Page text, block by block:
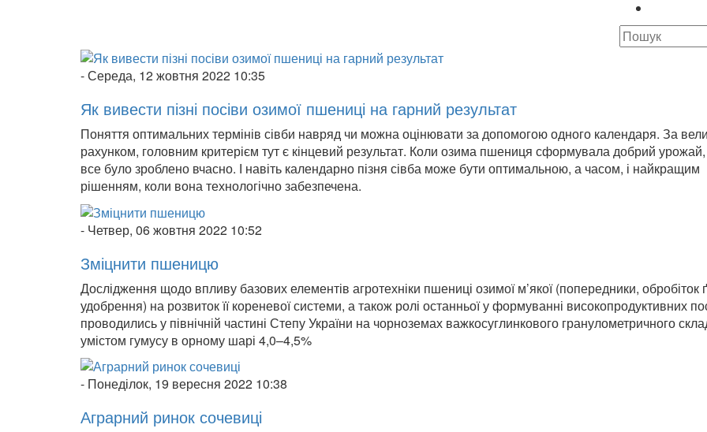
-Середа, 12 жовтня 2022 10:35
Як вивести пізні посіви озимої пшениці на гарний результат
Поняття оптимальних термінів сівби навряд чи можна оцінювати за допомогою одного календаря. За
рахунком, головним критерієм тут є кінцевий результат. Коли озима пшениця сформувала добрий
все було зроблено вчасно. І навіть календарно пізня сівба може бути оптимальною, а часом, і найкращим
рішенням, коли вона технологічно забезпечена.
- Четвер, 06 жовтня 2022 10:52
Зміцнити пшеницю
Дослідження щодо впливу базових елементів агротехніки пшениці озимої м’якої (попередники, обробіток
удобрення) на розвиток її кореневої системи, а також ролі останньої у формуванні високопродуктивних
проводились у північній частині Степу України на чорноземах важкосуглинкового гранулометричного
умістом гумусу в орному шарі 4,0–4,5%
- Понеділок, 19 вересня 2022 10:38
Аграрний ринок сочевиці